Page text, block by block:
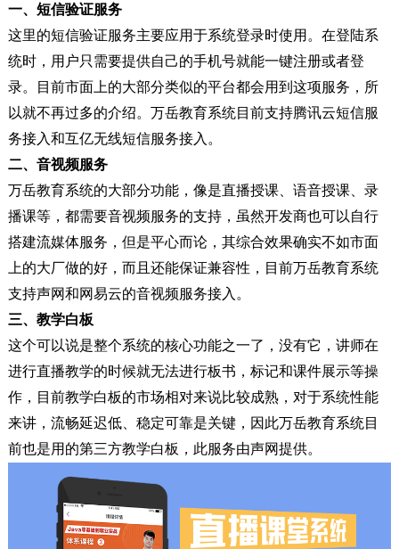
一、 短信验证服务
这里的短信验证服务主要应用于系统登录时使用。在登陆系
统时，用户只需要提供自己的手机号就能一键注册或者登
录。目前市面上的大部分类似的平台都会用到这项服务，所
以就不再过多的介绍。万岳教育系统目前支持腾讯云短信服
务接入和互亿无线短信服务接入。
二、 音视频服务
万岳教育系统的大部分功能，像是直播授课、语音授课、录
播课等，都需要音视频服务的支持，虽然开发商也可以自行
搭建流媒体服务，但是平心而论，其综合效果确实不如市面
上的大厂做的好，而且还能保证兼容性，目前万岳教育系统
支持声网和网易云的音视频服务接入。
三、 教学白板
这个可以说是整个系统的核心功能之一了，没有它，讲师在
进行直播教学的时候就无法进行板书，标记和课件展示等操
作，目前教学白板的市场相对来说比较成熟，对于系统性能
来讲，流畅延迟低、稳定可靠是关键，因此万岳教育系统目
前也是用的第三方教学白板，此服务由声网提供。